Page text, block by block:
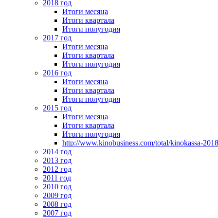
2018 год
Итоги месяца
Итоги квартала
Итоги полугодия
2017 год
Итоги месяца
Итоги квартала
Итоги полугодия
2016 год
Итоги месяца
Итоги квартала
Итоги полугодия
2015 год
Итоги месяца
Итоги квартала
Итоги полугодия
http://www.kinobusiness.com/total/kinokassa-
2014 год
2013 год
2012 год
2011 год
2010 год
2009 год
2008 год
2007 год